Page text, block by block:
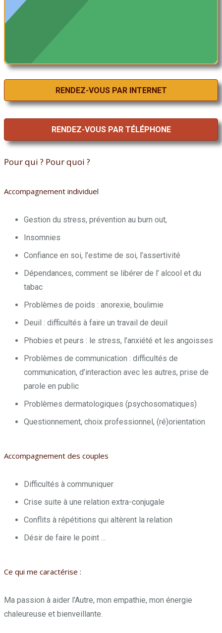
RENDEZ-VOUS PAR INTERNET
RENDEZ-VOUS PAR TÉLÉPHONE
Pour qui ? Pour quoi ?
Accompagnement individuel
Gestion du stress, prévention au burn out,
Insomnies
Confiance en soi, l’estime de soi, l’assertivité
Dépendances, comment se libérer de l’ alcool et du
tabac
Problèmes de poids : anorexie, boulimie
Deuil : difficultés à faire un travail de deuil
Phobies et peurs : le stress, l’anxiété et les angoisses
Problèmes de communication : difficultés de
communication, d’interaction avec les autres, prise de
parole en public
Problèmes dermatologiques (psychosomatiques)
Questionnement, choix professionnel, (ré)orientation
Accompagnement des couples
Difficultés à communiquer
Crise suite à une relation extra-conjugale
Conflits à répétitions qui altèrent la relation
Désir de faire le point …
Ce qui me caractérise :
Ma passion à aider l’Autre, mon empathie, mon énergie
chaleureuse et bienveillante.